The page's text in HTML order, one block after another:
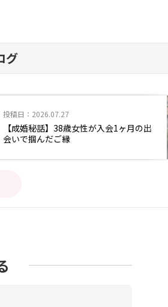
グ
投稿日：2026.07.27
【成婚秘話】38歳女性が入会1ヶ月の出
会いで掴んだご縁